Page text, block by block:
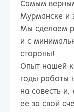
Самым
Мурманске и
Мы сделаем
и с
стороны!
Опыт нашей
годы работы
на совесть
ее за свой